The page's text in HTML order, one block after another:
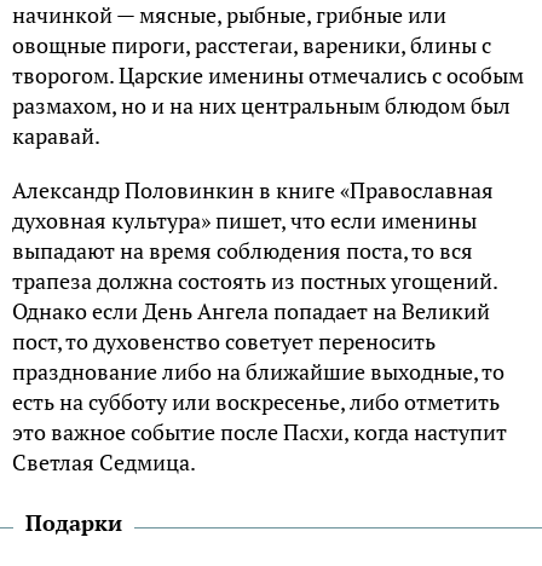
начинкой — мясные, рыбные, грибные или
овощные пироги, расстегаи, вареники, блины с
творогом. Царские именины отмечались с особым
размахом, но и на них центральным блюдом был
каравай.
Александр Половинкин в книге «Православная
духовная культура» пишет, что если именины
выпадают на время соблюдения поста, то вся
трапеза должна состоять из постных угощений.
Однако если День Ангела попадает на Великий
пост, то духовенство советует переносить
празднование либо на ближайшие выходные, то
есть на субботу или воскресенье, либо отметить
это важное событие после Пасхи, когда наступит
Светлая Седмица.
Подарки